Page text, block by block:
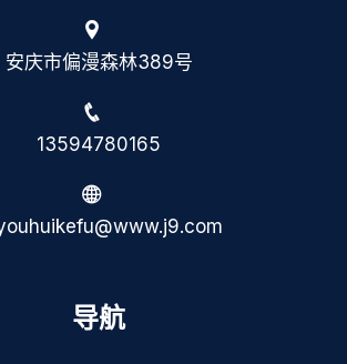
安庆市偏漫森林389号
13594780165
导航